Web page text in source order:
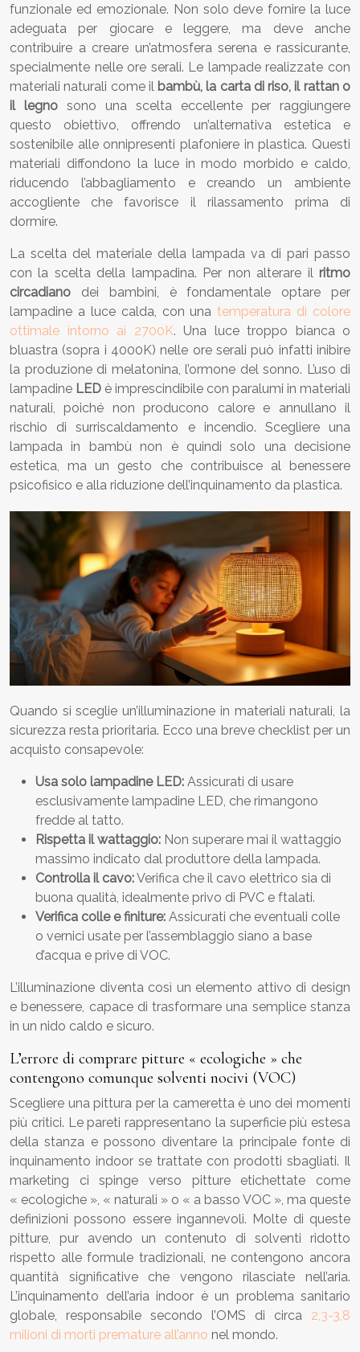
funzionale ed emozionale. Non solo deve fornire la luce
adeguata per giocare e leggere, ma deve anche
contribuire a creare un’atmosfera serena e rassicurante,
specialmente nelle ore serali. Le lampade realizzate con
materiali naturali come il bambù, la carta di riso, il rattan o
il legno sono una scelta eccellente per raggiungere
questo obiettivo, offrendo un’alternativa estetica e
sostenibile alle onnipresenti plafoniere in plastica. Questi
materiali diffondono la luce in modo morbido e caldo,
riducendo l’abbagliamento e creando un ambiente
accogliente che favorisce il rilassamento prima di
dormire.
La scelta del materiale della lampada va di pari passo
con la scelta della lampadina. Per non alterare il ritmo
circadiano dei bambini, è fondamentale optare per
lampadine a luce calda, con unatemperatura di colore
ottimale intorno ai 2700K. Una luce troppo bianca o
bluastra (sopra i 4000K) nelle ore serali può infatti inibire
la produzione di melatonina, l’ormone del sonno. L’uso di
lampadine LED è imprescindibile con paralumi in materiali
naturali, poiché non producono calore e annullano il
rischio di surriscaldamento e incendio. Scegliere una
lampada in bambù non è quindi solo una decisione
estetica, ma un gesto che contribuisce al benessere
psicofisico e alla riduzione dell’inquinamento da plastica.
Quando si sceglie un’illuminazione in materiali naturali, la
sicurezza resta prioritaria. Ecco una breve checklist per un
acquisto consapevole:
Usa solo lampadine LED: Assicurati di usare
esclusivamente lampadine LED, che rimangono
fredde al tatto.
Rispetta il wattaggio: Non superare mai il wattaggio
massimo indicato dal produttore della lampada.
Controlla il cavo:Verifica che il cavo elettrico sia di
buona qualità, idealmente privo di PVC e ftalati.
Verifica colle e finiture: Assicurati che eventuali colle
o vernici usate per l’assemblaggio siano a base
d’acqua e prive di VOC.
L’illuminazione diventa così un elemento attivo di design
e benessere, capace di trasformare una semplice stanza
in un nido caldo e sicuro.
L’errore di comprare pitture « ecologiche » che
contengono comunque solventi nocivi (VOC)
Scegliere una pittura per la cameretta è uno dei momenti
più critici. Le pareti rappresentano la superficie più estesa
della stanza e possono diventare la principale fonte di
inquinamento indoor se trattate con prodotti sbagliati. Il
marketing ci spinge verso pitture etichettate come
« ecologiche », « naturali » o « a basso VOC », ma queste
definizioni possono essere ingannevoli. Molte di queste
pitture, pur avendo un contenuto di solventi ridotto
rispetto alle formule tradizionali, ne contengono ancora
quantità significative che vengono rilasciate nell’aria.
L’inquinamento dell’aria indoor è un problema sanitario
globale, responsabile secondo l’OMS di circa 2,3-3,8
milioni di morti premature all’anno nel mondo.